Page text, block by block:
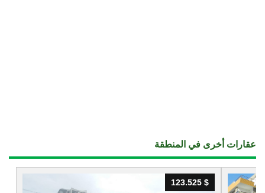
عقارات أخرى في المنطقة
123.525 $
123.525 $